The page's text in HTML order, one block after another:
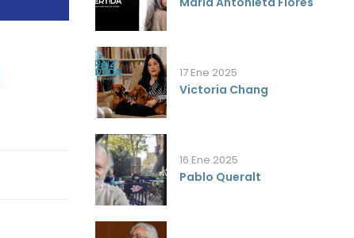
17 Ene 2025
Victoria Chang
16 Ene 2025
Pablo Queralt